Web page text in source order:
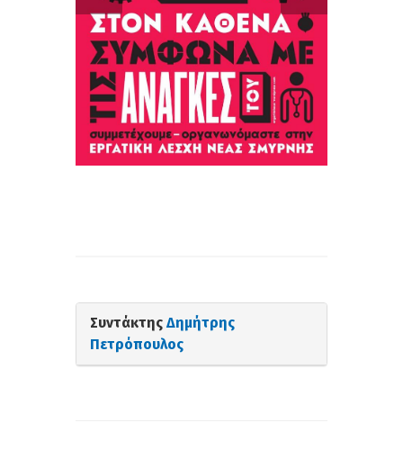
Συντάκτης Δημήτρης
Πετρόπουλος